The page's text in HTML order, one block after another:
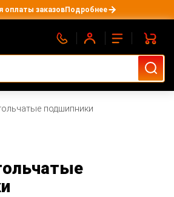
оплаты заказовПодробнее
подшипники